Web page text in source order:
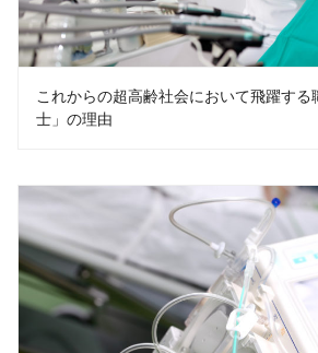
これからの超高齢社会において飛躍する
士」の理由